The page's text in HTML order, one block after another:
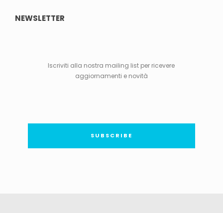
NEWSLETTER
Iscriviti alla nostra mailing list per ricevere
aggiornamenti e novità
SUBSCRIBE